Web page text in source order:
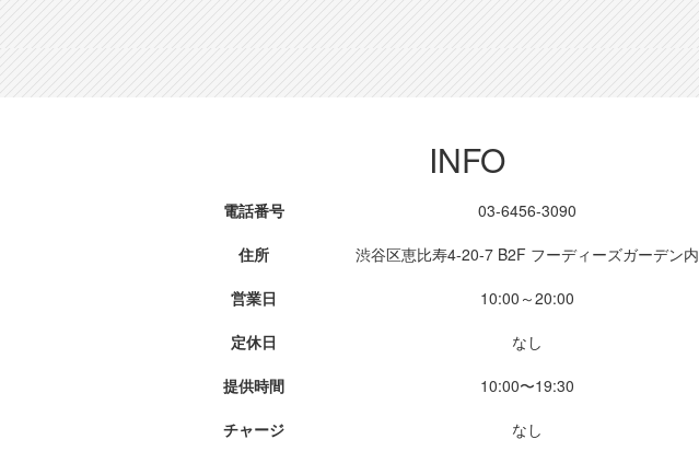
INFO
電話番号
03-6456-3090
住所
渋谷区恵比寿4-20-7 B2F フーディーズガーデン内
営業日
10:00～20:00
定休日
なし
提供時間
10:00〜19:30
チャージ
なし